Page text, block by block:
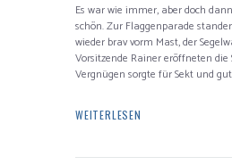
Es war wie immer, aber doch
schön. Zur Flaggenparade
wieder brav vorm Mast, der
Vorsitzende Rainer eröffneten die
Vergnügen sorgte für Sekt und
WEITERLESEN